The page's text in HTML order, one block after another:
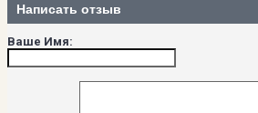
Написать отзыв
Ваше Имя: